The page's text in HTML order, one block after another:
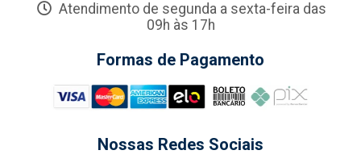
Atendimento de segunda a sexta-feira das
09h às 17h
Formas de Pagamento
Nossas Redes Sociais